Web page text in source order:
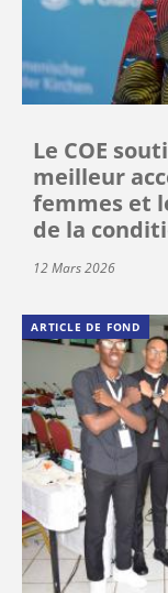
Le COE
meilleur
femmes et
de la
12 Mars 2026
ARTICLE DE FOND